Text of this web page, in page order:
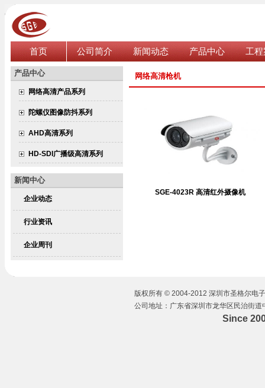
首页 公司简介 新闻动态 产品中心 工
产品中心
网络高清产品系列
陀螺仪图像防抖系列
AHD高清系列
HD-SDI广播级高清系列
新闻中心
企业动态
行业资讯
企业周刊
网络高清枪机
SGE-4023R 高清红外摄像机
版权所有 © 2004-2012 深圳市圣格尔电
公司地址：广东省深圳市龙华区民治街
Since